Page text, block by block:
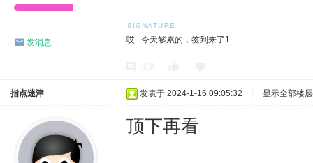
发消息 哎...今天够累的，签到来了1...
指点迷津 发表于 2024-1-16 09:05:32 显示全部楼层
顶下再看